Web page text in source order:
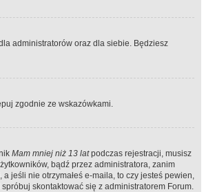
administratorów oraz dla siebie. Będziesz
zgodnie ze wskazówkami.
Mam mniej niż 13 latpodczas rejestracji, musisz
bądź przez administratora, zanim
jeśli nie otrzymałeś e-maila, to czy jesteś pewien,
skontaktować się z administratorem Forum.